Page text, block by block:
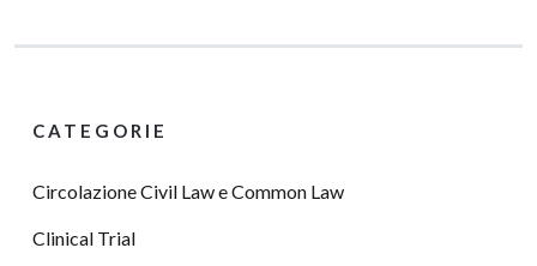
CATEGORIE
Circolazione Civil Law e Common Law
Clinical Trial